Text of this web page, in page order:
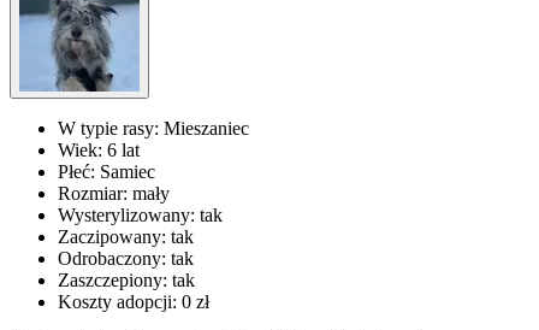
W typie rasy: Mieszaniec
Wiek: 6 lat
Płeć: Samiec
Rozmiar: mały
Wysterylizowany: tak
Zaczipowany: tak
Odrobaczony: tak
Zaszczepiony: tak
Koszty adopcji: 0 zł